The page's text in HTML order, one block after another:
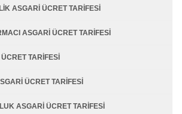
ASGARİ ÜCRET TARİFESİ
ASGARİ ÜCRET TARİFESİ
TARİFESİ
ÜCRET TARİFESİ
ASGARİ ÜCRET TARİFESİ